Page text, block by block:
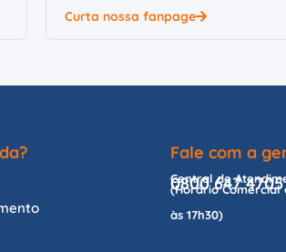
Curta nossa fanpage
Fale com a
Central de
0800 647 4705
(Horário Comercial
às 17h30)